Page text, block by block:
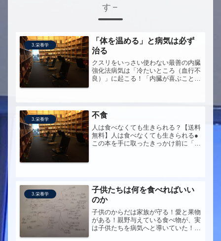
す
3.栄養学
「体を温める」と病気は必ず
治る
クスリをいっさい使わない最善の内臓
強化法病気は「冷たいところ（血行不
良）」に起こる！「内臓が喜ぶこと」
茶、はじめてみようかな。
3.栄養学 不食
人は食べなくても生きられる？【送料
無料】人は食べなくても生きられる●
この本を手に取ったきっかけ前に「断
3.栄養学
子供たちは何を食べればいい
のか
子供のからだは家族が守る！愛と果物
がある！親野与えている食べ物が、実
は子供たちを病気へと導いていた！話